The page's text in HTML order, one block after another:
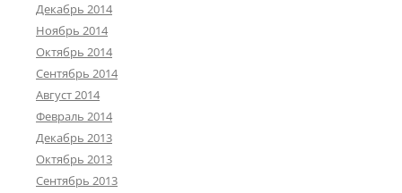
Декабрь 2014
Ноябрь 2014
Октябрь 2014
Сентябрь 2014
Август 2014
Февраль 2014
Декабрь 2013
Октябрь 2013
Сентябрь 2013